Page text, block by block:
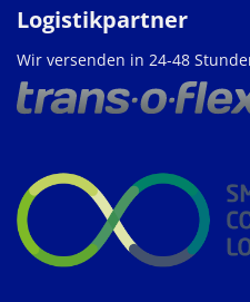
Logistikpartner
Wir versenden in 24-48